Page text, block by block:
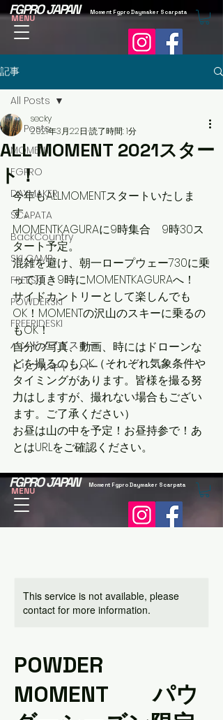
MENU
FGPRO JAPAN Moment Fgpro Daymaker Scarpata
記事
All Posts
MOMENT
FGPRO
DAYMAKER
SCAPATA
BackCountry
SKI CAMP
FREESKI
POWDERSKI
FREERIDESKI
ハンドメイドスキー
トリプルキャンバー
All Posts
ALL MOMENT 2021スター
ト！
secky
2021年3月22日 読了時間: 1分
今年もALLMOMENTスタートいたしま
す。
MOMENTKAGURAに9時集合　9時30ス
タート予定。
混雑を避け、朝一ロープウェー730に乗
って頂き9時にMOMENTKAGURAへ！
サイドカントリーとして楽しんでも
OK！MOMENTの沢山のスキーに乗るの
もOK！
自分の写真、動画、時にはドローンな
どを撮るのもOK（それぞれ気象条件や
タイミングがあります。皆様を撮る努
力はしますが、撮れない場合もござい
ます。ご了承ください）
お昼は山の中を予定！お昼持参で！あ
とはURLをご確認ください。